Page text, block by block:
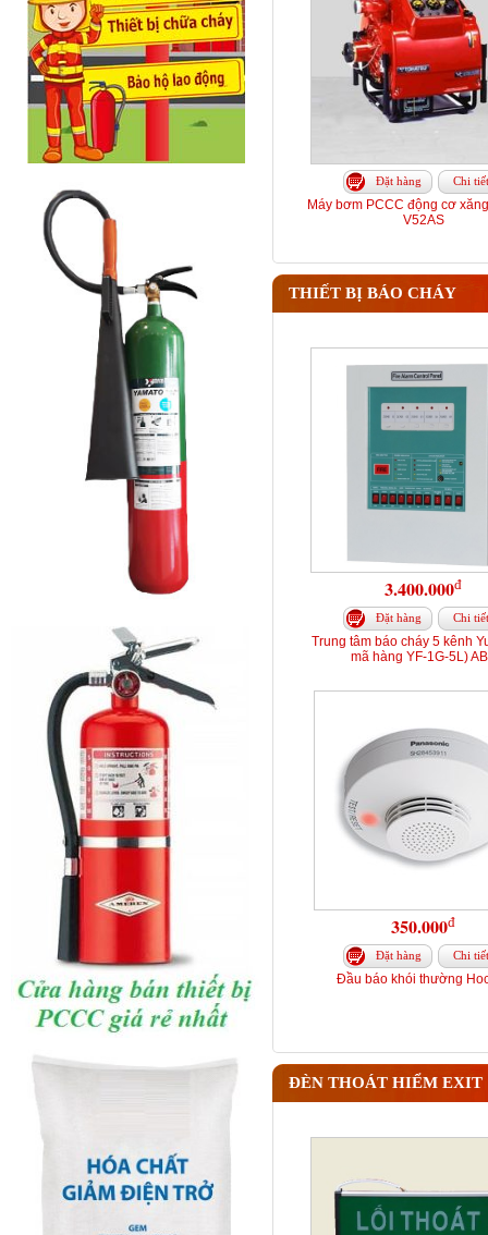
Đặt hàng Chi tiết
Máy bơm PCCC động cơ
V52AS
THIẾT BỊ BÁO CHÁY
3.400.000đ
Đặt hàng Chi tiết
Trung tâm báo cháy 5 kênh
mã hàng YF-1G-5L)
350.000đ
Đặt hàng Chi tiết
Đầu báo khói thường
ĐÈN THOÁT HIỂM EXIT